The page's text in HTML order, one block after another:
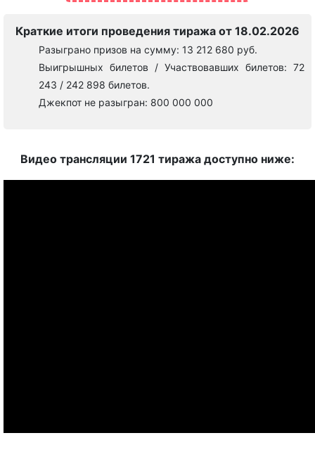
Краткие итоги проведения тиража от 18.02.2026
Разыграно призов на сумму: 13 212 680 руб.
Выигрышных билетов / Участвовавших билетов: 72
243 / 242 898 билетов.
Джекпот не разыгран: 800 000 000
Видео трансляции 1721 тиража доступно ниже: